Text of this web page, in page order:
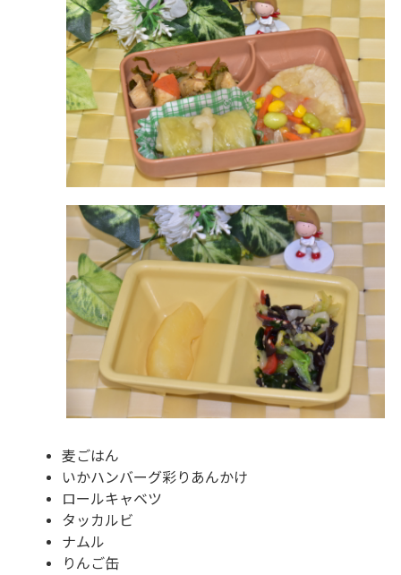
麦ごはん
いかハンバーグ彩りあんかけ
ロールキャベツ
タッカルビ
ナムル
りんご缶